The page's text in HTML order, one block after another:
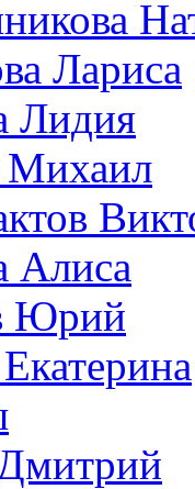
Лариса
Лидия
Михаил
Алиса
Юрий